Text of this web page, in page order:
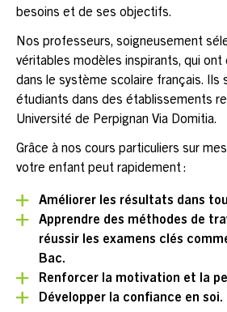
besoins et de ses objectifs.
Nos professeurs, soigneusement
véritables modèles inspirants, qui ont
dans le système scolaire français. Ils
étudiants dans des établissements
Université de Perpignan Via Domitia.
Grâce à nos cours particuliers sur
votre enfant peut rapidement :
Améliorer les résultats dans
Apprendre des méthodes de
réussir les examens clés
Bac.
Renforcer la motivation et la
Développer la confiance en soi.